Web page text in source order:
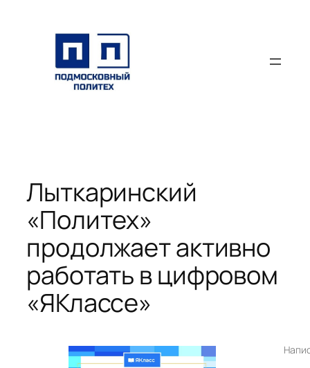
содержимому
Лыткаринский
«Политех»
продолжает активно
работать в цифровом
«ЯКлассе»